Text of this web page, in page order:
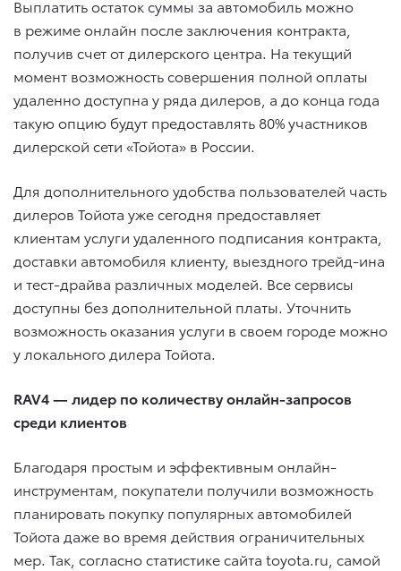
Выплатить остаток суммы за автомобиль можно
в режиме онлайн после заключения контракта,
получив счет от дилерского центра. На текущий
момент возможность совершения полной оплаты
удаленно доступна у ряда дилеров, а до конца года
такую опцию будут предоставлять 80% участников
дилерской сети «Тойота» в России.
Для дополнительного удобства пользователей часть
дилеров Тойота уже сегодня предоставляет
клиентам услуги удаленного подписания контракта,
доставки автомобиля клиенту, выездного трейд-ина
и тест-драйва различных моделей. Все сервисы
доступны без дополнительной платы. Уточнить
возможность оказания услуги в своем городе можно
у локального дилера Тойота.
RAV4 — лидер по количеству онлайн-запросов
среди клиентов
Благодаря простым и эффективным онлайн-
инструментам, покупатели получили возможность
планировать покупку популярных автомобилей
Тойота даже во время действия ограничительных
мер. Так, согласно статистике сайта toyota.ru, самой